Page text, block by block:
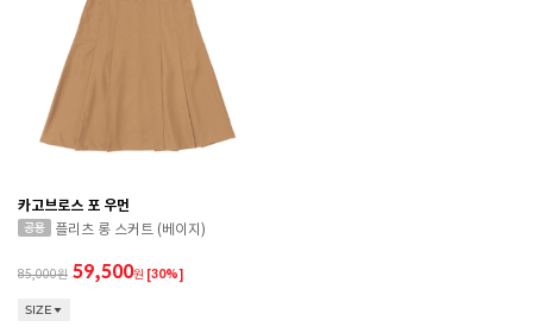
카고브로스 포 우먼
플리츠 롱 스커트 (베이지)
85,000 59,500원 [30%]
SIZE
ASICS 소비자가 변동 안내
ASICS 소비자가 변동 안내